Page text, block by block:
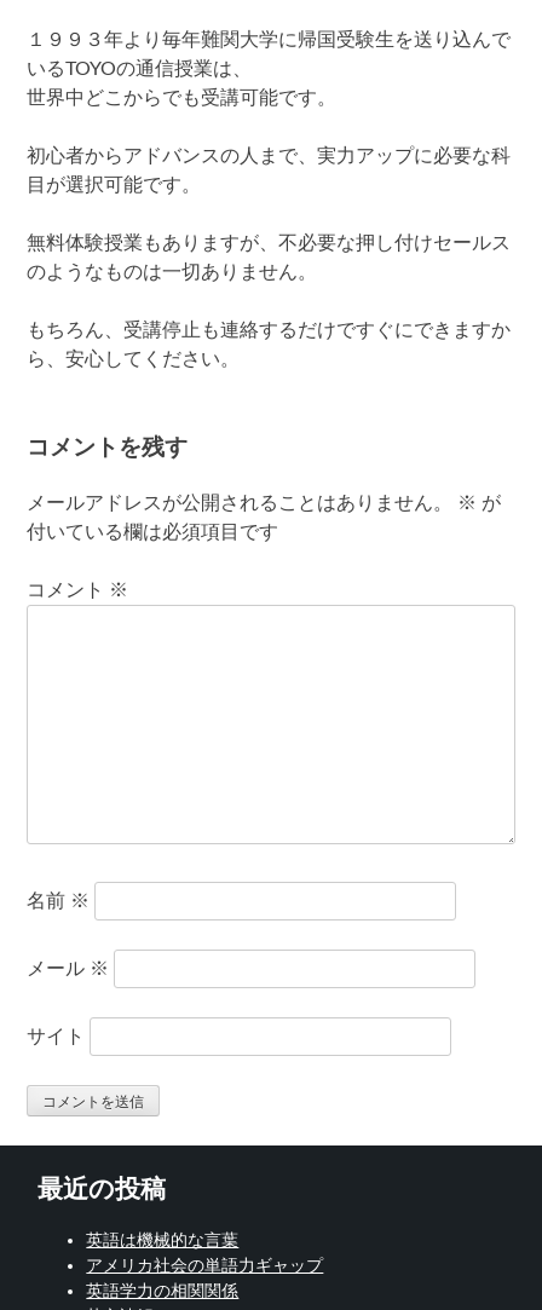
１９９３年より毎年難関大学に帰国受験生を送り込んで
いるTOYOの通信授業は、
世界中どこからでも受講可能です。
初心者からアドバンスの人まで、実力アップに必要な科
目が選択可能です。
無料体験授業もありますが、不必要な押し付けセールス
のようなものは一切ありません。
もちろん、受講停止も連絡するだけですぐにできますか
ら、安心してください。
コメントを残す
メールアドレスが公開されることはありません。 ※ が
付いている欄は必須項目です
コメント ※
名前 ※
メール ※
サイト
最近の投稿
英語は機械的な言葉
アメリカ社会の単語力ギャップ
英語学力の相関関係